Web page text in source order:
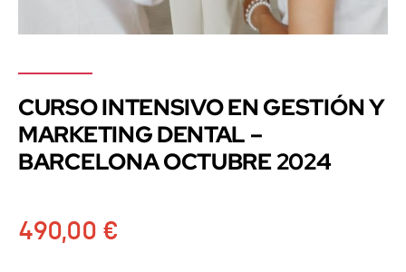
CURSO INTENSIVO EN GESTIÓN Y
MARKETING DENTAL –
BARCELONA OCTUBRE 2024
490,00 €